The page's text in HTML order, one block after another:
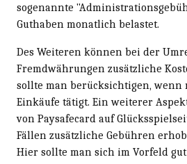
sogenannte
Guthaben monatlich belastet.
Des Weiteren können bei der
Fremdwährungen zusätzliche
sollte man berücksichtigen,
Einkäufe tätigt. Ein weiterer
von Paysafecard auf
Fällen zusätzliche Gebühren
Hier sollte man sich im Vorfeld